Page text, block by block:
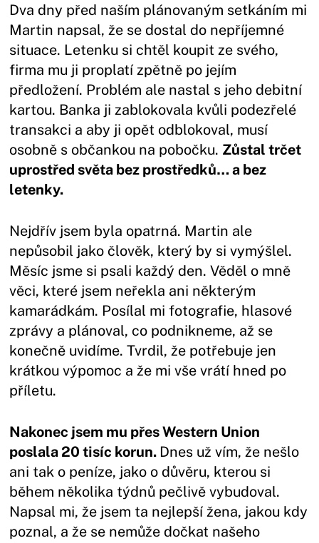
Dva dny před naším plánovaným setkáním mi
Martin napsal, že se dostal do nepříjemné
situace. Letenku si chtěl koupit ze svého,
firma mu ji proplatí zpětně po jejím
předložení. Problém ale nastal s jeho debitní
kartou. Banka ji zablokovala kvůli podezřelé
transakci a aby ji opět odblokoval, musí
osobně s občankou na pobočku. Zůstal trčet
uprostřed světa bez prostředků… a bez
letenky.
Nejdřív jsem byla opatrná. Martin ale
nepůsobil jako člověk, který by si vymýšlel.
Měsíc jsme si psali každý den. Věděl o mně
věci, které jsem neřekla ani některým
kamarádkám. Posílal mi fotografie, hlasové
zprávy a plánoval, co podnikneme, až se
konečně uvidíme. Tvrdil, že potřebuje jen
krátkou výpomoc a že mi vše vrátí hned po
příletu.
Nakonec jsem mu přes Western Union
poslala 20 tisíc korun. Dnes už vím, že nešlo
ani tak o peníze, jako o důvěru, kterou si
během několika týdnů pečlivě vybudoval.
Napsal mi, že jsem ta nejlepší žena, jakou kdy
poznal, a že se nemůže dočkat našeho